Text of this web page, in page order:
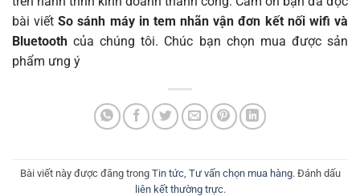
bài viếtSo sánh máy in tem nhãn vận đơn kết nối wifi và
Bluetooth của chúng tôi. Chúc bạn chọn mua được sản
phẩm ưng ý
Bài viết này được đăng trong Tin tức, Tư vấn chọn mua hàng. Đánh dấu
liên kết thường trực.